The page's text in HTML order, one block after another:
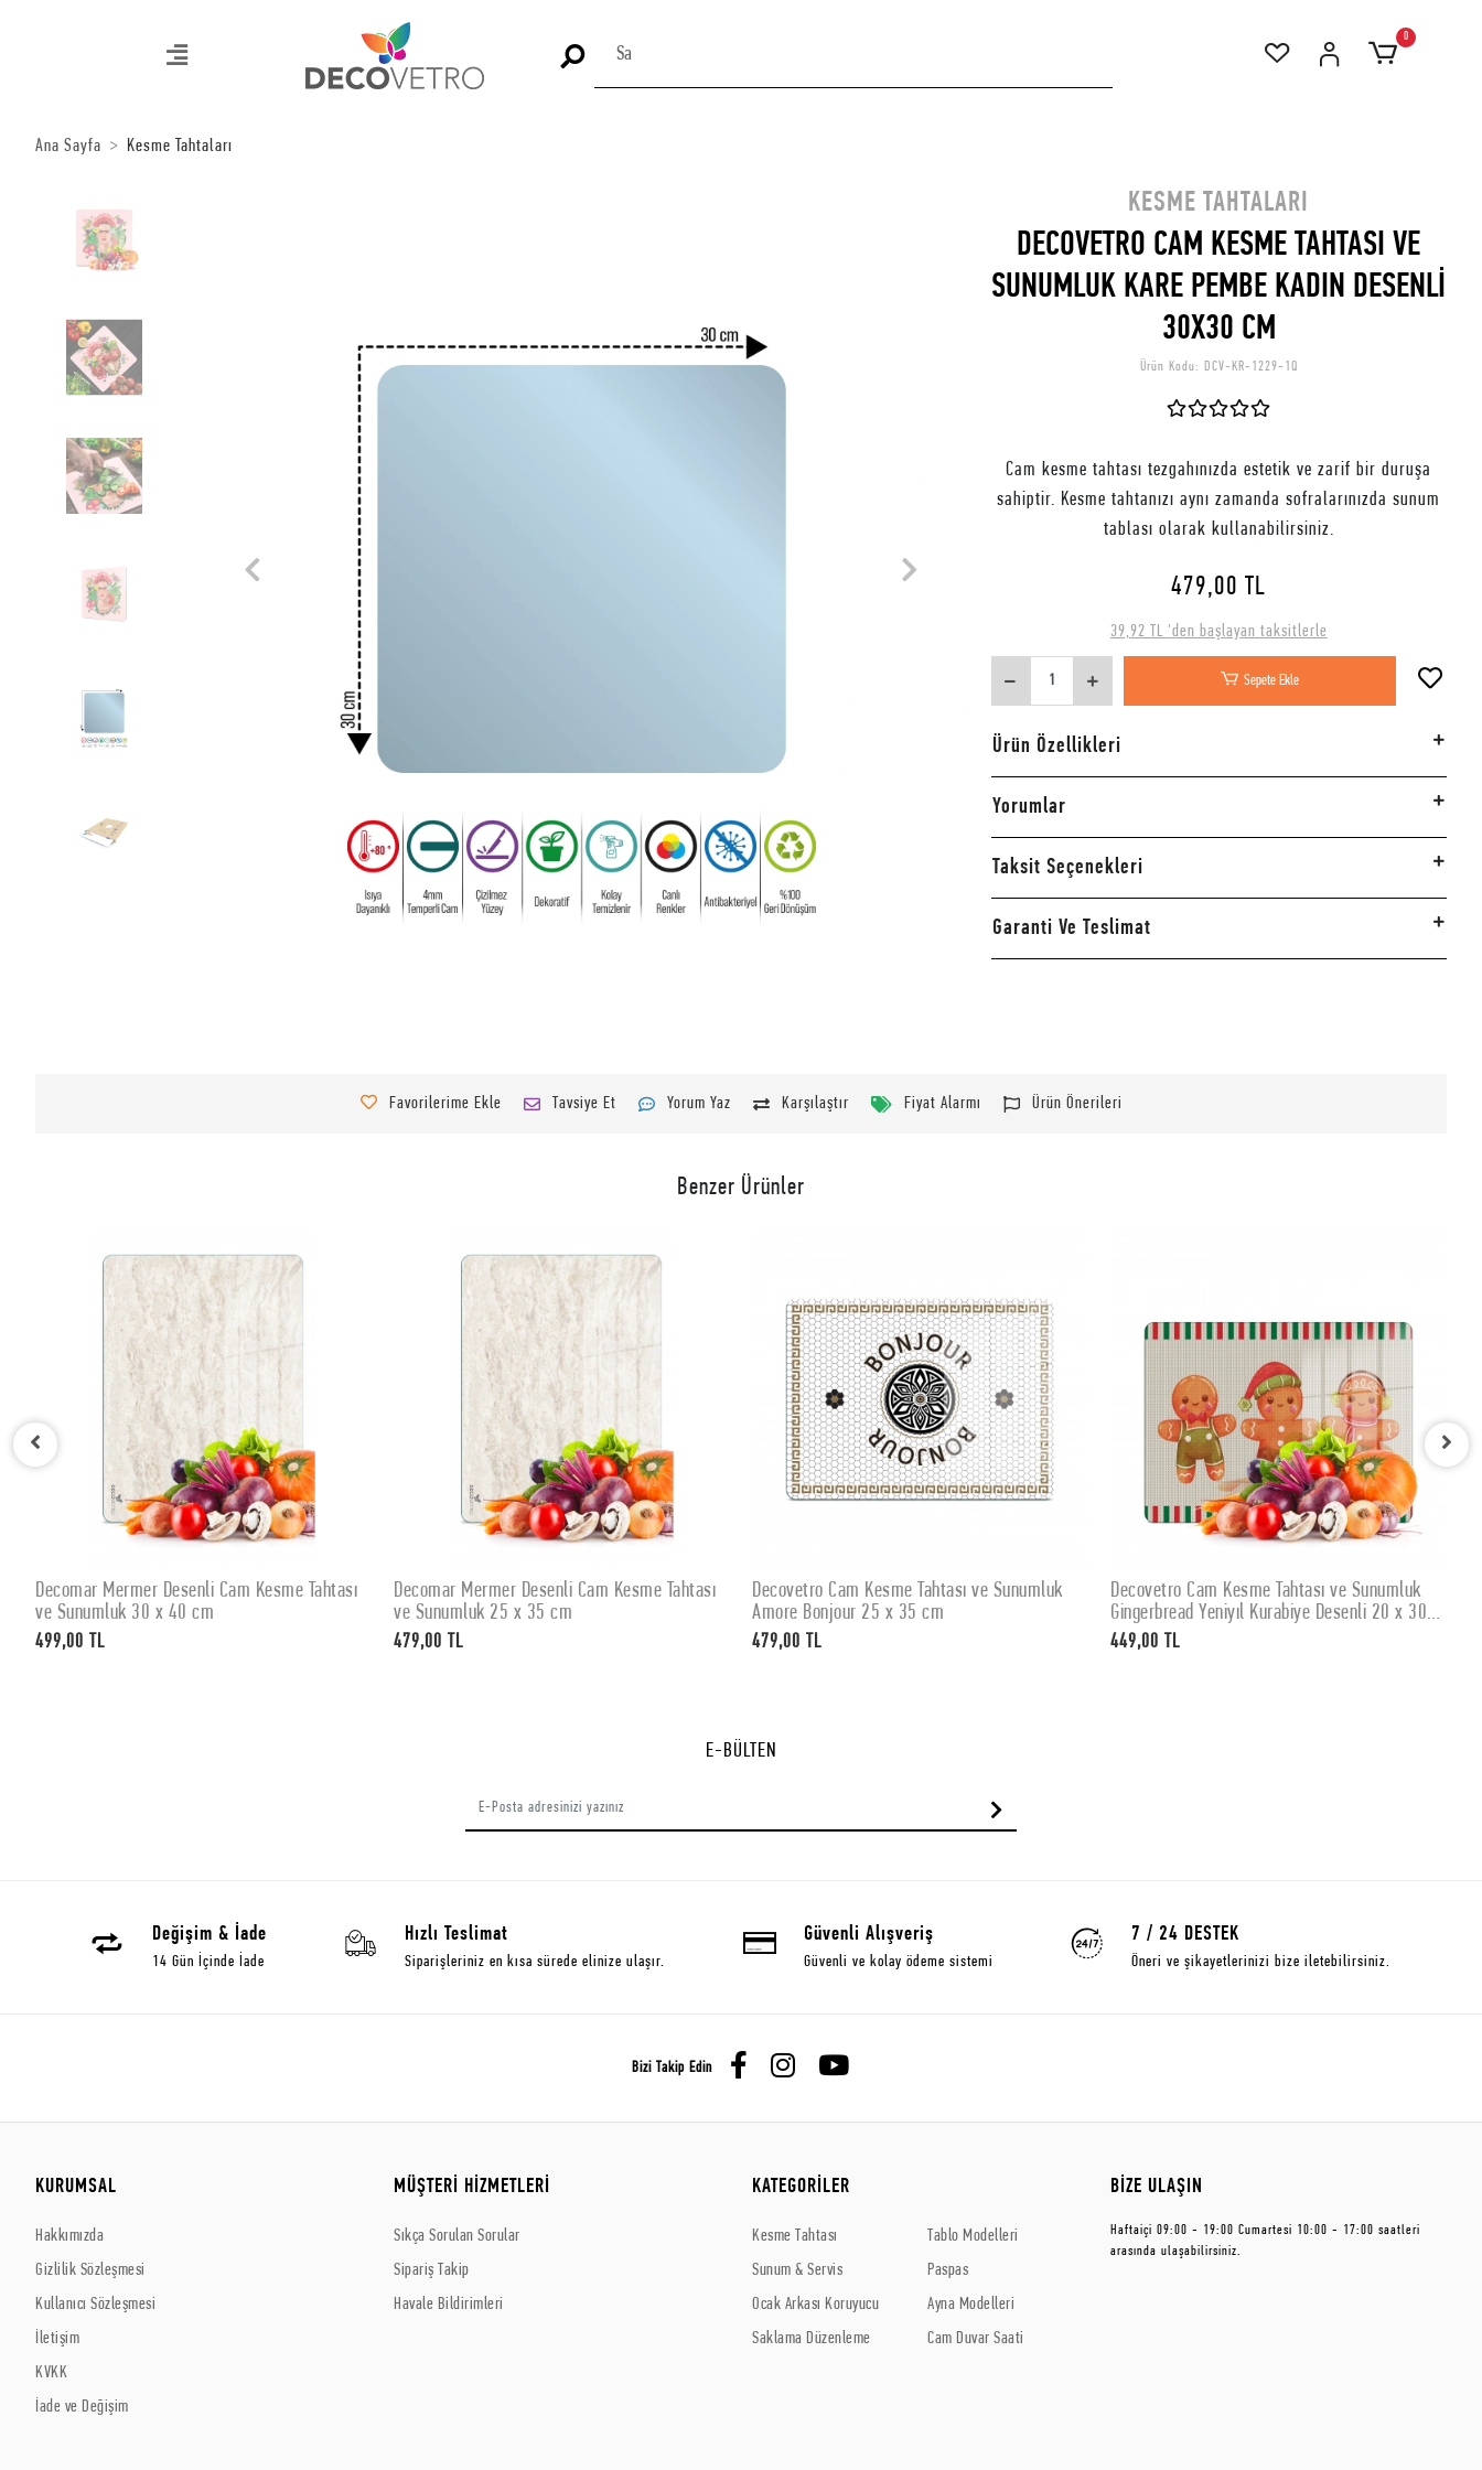
0
Ana Sayfa Kesme Tahtaları
KESME TAHTALARI
DECOVETRO CAM KESME TAHTASI VE
SUNUMLUK KARE PEMBE KADIN DESENLİ
30X30 CM
Ürün Kodu: DCV-KR-1229-1Q
Cam kesme tahtası tezgahınızda estetik ve zarif bir duruşa
sahiptir. Kesme tahtanızı aynı zamanda sofralarınızda sunum
tablası olarak kullanabilirsiniz.
479,00 TL
39,92 TL 'den başlayan taksitlerle
Sepete Ekle
Ürün Özellikleri
Yorumlar
Taksit Seçenekleri
Garanti Ve Teslimat
Favorilerime Ekle Tavsiye Et Yorum Yaz Karşılaştır Fiyat Alarmı Ürün Önerileri
Benzer Ürünler
SEPETE EKLE
Decomar Mermer Desenli Cam Kesme Tahtası
ve Sunumluk 30 x 40 cm
499,00 TL
SEPETE EKLE
Decomar Mermer Desenli Cam Kesme Tahtası
ve Sunumluk 25 x 35 cm
479,00 TL
SEPETE EKLE
Decovetro Cam Kesme Tahtası ve Sunumluk
Amore Bonjour 25 x 35 cm
479,00 TL
SEPETE EKLE
Decovetro Cam Kesme Tahtası ve Sunumluk
Gingerbread Yeniyıl Kurabiye Desenli 20 x 30
cm
449,00 TL
E-BÜLTEN
Değişim & İade
14 Gün İçinde İade
Hızlı Teslimat
Siparişleriniz en kısa sürede elinize ulaşır.
Güvenli Alışveriş
Güvenli ve kolay ödeme sistemi
7 / 24 DESTEK
Öneri ve şikayetlerinizi bize iletebilirsiniz.
Bizi Takip Edin
KURUMSAL
Hakkımızda
Gizlilik Sözleşmesi
Kullanıcı Sözleşmesi
İletişim
KVKK
İade ve Değişim
MÜŞTERİ HİZMETLERİ
Sıkça Sorulan Sorular
Sipariş Takip
Havale Bildirimleri
KATEGORİLER
Kesme Tahtası
Sunum & Servis
Ocak Arkası Koruyucu
Saklama Düzenleme
Tablo Modelleri
Paspas
Ayna Modelleri
Cam Duvar Saati
BİZE ULAŞIN
Haftaiçi 09:00 - 19:00 Cumartesi 10:00 - 17:00 saatleri
arasında ulaşabilirsiniz.